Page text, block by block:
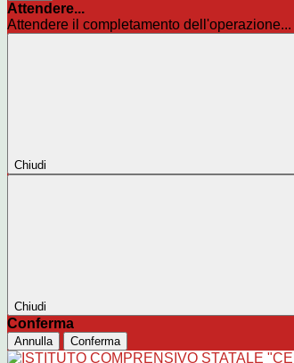
Attendere...
Attendere il completamento dell'operazione...
Chiudi
Chiudi
Conferma
Annulla Conferma